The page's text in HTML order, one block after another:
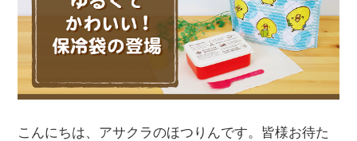
こんにちは、アサクラのほつりんです。皆様お待た